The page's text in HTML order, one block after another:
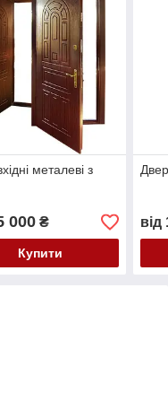
металеві з
000₴
Купити
від